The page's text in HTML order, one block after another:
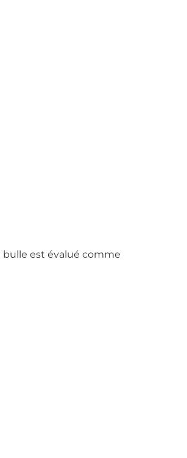
bulle est évalué comme